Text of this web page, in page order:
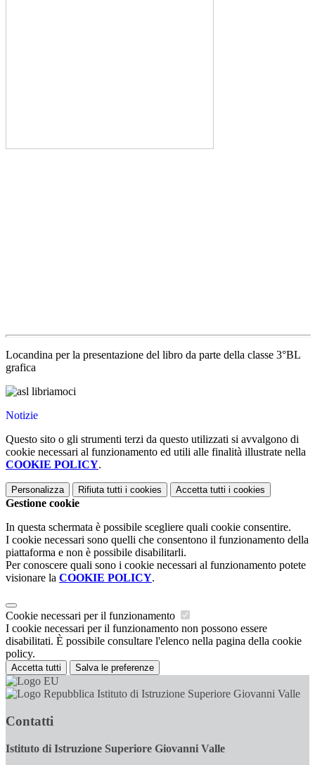
Locandina per la presentazione del libro da parte della classe 3°BL
grafica
Notizie
Questo sito o gli strumenti terzi da questo utilizzati si avvalgono di
cookie necessari al funzionamento ed utili alle finalità illustrate nella
COOKIE POLICY.
Personalizza Rifiuta tutti i cookies Accetta tutti i cookies
Gestione cookie
In questa schermata è possibile scegliere quali cookie consentire.
I cookie necessari sono quelli che consentono il funzionamento della
piattaforma e non è possibile disabilitarli.
Per conoscere quali sono i cookie necessari al funzionamento potete
visionare la COOKIE POLICY.
Cookie necessari per il funzionamento
I cookie necessari per il funzionamento non possono essere
disabilitati. È possibile consultare l'elenco nella pagina della cookie
policy.
Accetta tutti Salva le preferenze
Istituto di Istruzione Superiore Giovanni Valle
Contatti
Istituto di Istruzione Superiore Giovanni Valle